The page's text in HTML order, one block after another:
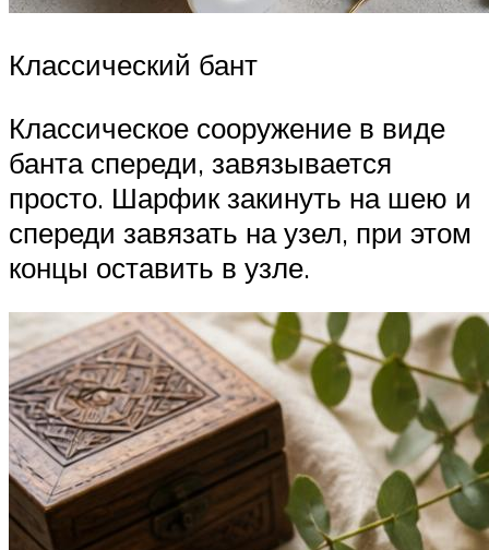
Классический бант
Классическое сооружение в виде
банта спереди, завязывается
просто. Шарфик закинуть на шею и
спереди завязать на узел, при этом
концы оставить в узле.